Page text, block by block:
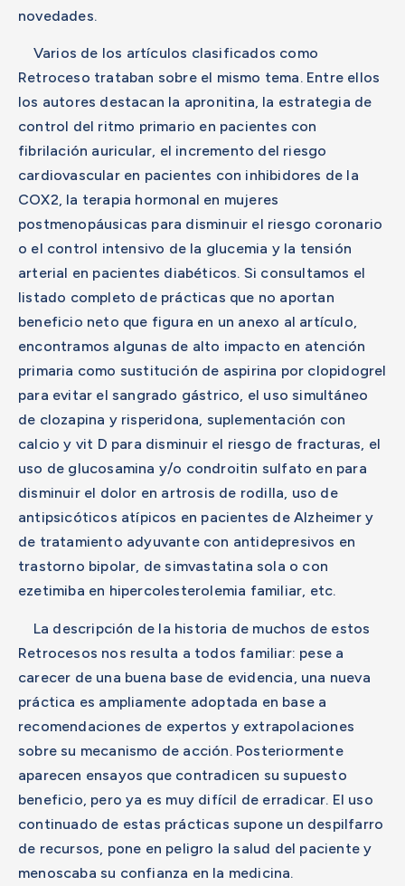
novedades.
Varios de los artículos clasificados como
Retroceso trataban sobre el mismo tema. Entre ellos
los autores destacan la apronitina, la estrategia de
control del ritmo primario en pacientes con
fibrilación auricular, el incremento del riesgo
cardiovascular en pacientes con inhibidores de la
COX2, la terapia hormonal en mujeres
postmenopáusicas para disminuir el riesgo coronario
o el control intensivo de la glucemia y la tensión
arterial en pacientes diabéticos. Si consultamos el
listado completo de prácticas que no aportan
beneficio neto que figura en un anexo al artículo,
encontramos algunas de alto impacto en atención
primaria como sustitución de aspirina por clopidogrel
para evitar el sangrado gástrico, el uso simultáneo
de clozapina y risperidona, suplementación con
calcio y vit D para disminuir el riesgo de fracturas, el
uso de glucosamina y/o condroitin sulfato en para
disminuir el dolor en artrosis de rodilla, uso de
antipsicóticos atípicos en pacientes de Alzheimer y
de tratamiento adyuvante con antidepresivos en
trastorno bipolar, de simvastatina sola o con
ezetimiba en hipercolesterolemia familiar, etc.
La descripción de la historia de muchos de estos
Retrocesos nos resulta a todos familiar: pese a
carecer de una buena base de evidencia, una nueva
práctica es ampliamente adoptada en base a
recomendaciones de expertos y extrapolaciones
sobre su mecanismo de acción. Posteriormente
aparecen ensayos que contradicen su supuesto
beneficio, pero ya es muy difícil de erradicar. El uso
continuado de estas prácticas supone un despilfarro
de recursos, pone en peligro la salud del paciente y
menoscaba su confianza en la medicina.